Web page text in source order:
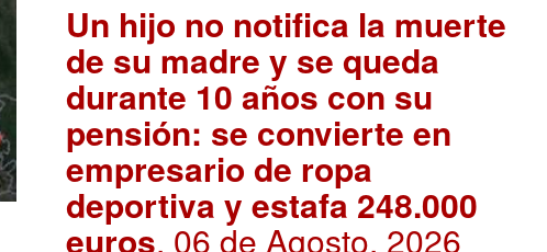
Un hijo no notifica la muerte
de su madre y se queda
durante 10 años con su
pensión: se convierte en
empresario de ropa
deportiva y estafa 248.000
euros. 06 de Agosto, 2026